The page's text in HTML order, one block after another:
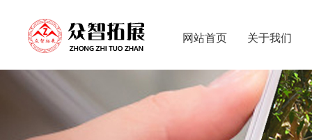
网站首页 关于我们